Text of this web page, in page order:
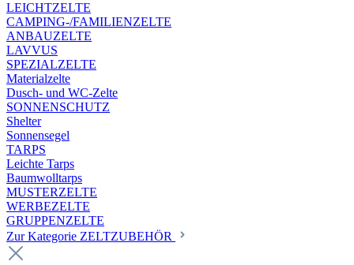
LEICHTZELTE
CAMPING-/FAMILIENZELTE
ANBAUZELTE
LAVVUS
SPEZIALZELTE
Materialzelte
Dusch- und WC-Zelte
SONNENSCHUTZ
Shelter
Sonnensegel
TARPS
Leichte Tarps
Baumwolltarps
MUSTERZELTE
WERBEZELTE
GRUPPENZELTE
Zur Kategorie ZELTZUBEHÖR